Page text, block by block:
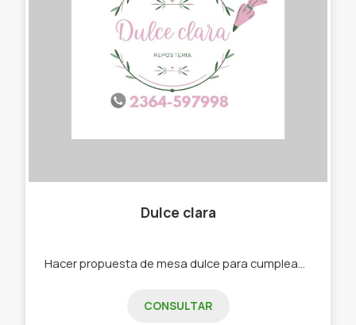
Dulce clara
CONSULTAR